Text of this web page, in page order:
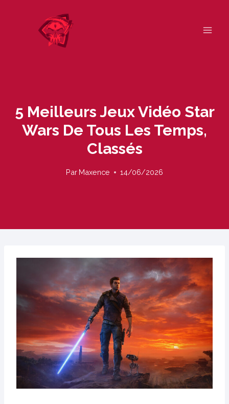
5 Meilleurs Jeux Vidéo Star
Wars De Tous Les Temps,
Classés
Par Maxence 14/06/2026